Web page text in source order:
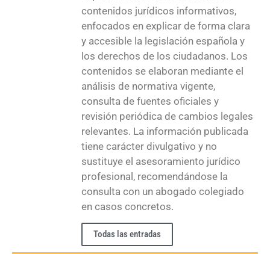
contenidos jurídicos informativos,
enfocados en explicar de forma clara
y accesible la legislación española y
los derechos de los ciudadanos. Los
contenidos se elaboran mediante el
análisis de normativa vigente,
consulta de fuentes oficiales y
revisión periódica de cambios legales
relevantes. La información publicada
tiene carácter divulgativo y no
sustituye el asesoramiento jurídico
profesional, recomendándose la
consulta con un abogado colegiado
en casos concretos.
Todas las entradas